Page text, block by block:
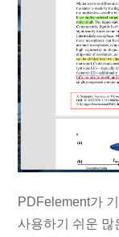
PDFelement가
사용하기 쉬운 많